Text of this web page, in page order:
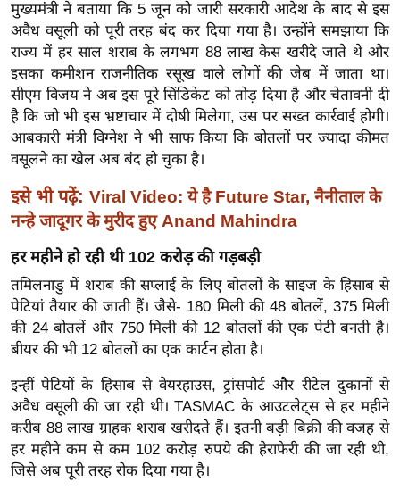
इं
डि
या
सा
हि
त्य
ज
ग
त
टो
व
र्ल्ड
न्यू
ज
ब्री
फ
म
नो
रं
मुख्यमंत्री ने बताया कि 5 जून को जारी सरकारी आदेश के बाद से इस
अवैध वसूली को पूरी तरह बंद कर दिया गया है। उन्होंने समझाया कि
राज्य में हर साल शराब के लगभग 88 लाख केस खरीदे जाते थे और
इसका कमीशन राजनीतिक रसूख वाले लोगों की जेब में जाता था।
सीएम विजय ने अब इस पूरे सिंडिकेट को तोड़ दिया है और चेतावनी दी
है कि जो भी इस भ्रष्टाचार में दोषी मिलेगा, उस पर सख्त कार्रवाई होगी।
आबकारी मंत्री विग्नेश ने भी साफ किया कि बोतलों पर ज्यादा कीमत
वसूलने का खेल अब बंद हो चुका है।
इसे भी पढ़ें: Viral Video: ये है Future Star, नैनीताल के
नन्हे जादूगर के मुरीद हुए Anand Mahindra
हर महीने हो रही थी 102 करोड़ की गड़बड़ी
तमिलनाडु में शराब की सप्लाई के लिए बोतलों के साइज के हिसाब से
पेटियां तैयार की जाती हैं। जैसे- 180 मिली की 48 बोतलें, 375 मिली
की 24 बोतलें और 750 मिली की 12 बोतलों की एक पेटी बनती है।
बीयर की भी 12 बोतलों का एक कार्टन होता है।
इन्हीं पेटियों के हिसाब से वेयरहाउस, ट्रांसपोर्ट और रीटेल दुकानों से
अवैध वसूली की जा रही थी। TASMAC के आउटलेट्स से हर महीने
करीब 88 लाख ग्राहक शराब खरीदते हैं। इतनी बड़ी बिक्री की वजह से
हर महीने कम से कम 102 करोड़ रुपये की हेराफेरी की जा रही थी,
जिसे अब पूरी तरह रोक दिया गया है।